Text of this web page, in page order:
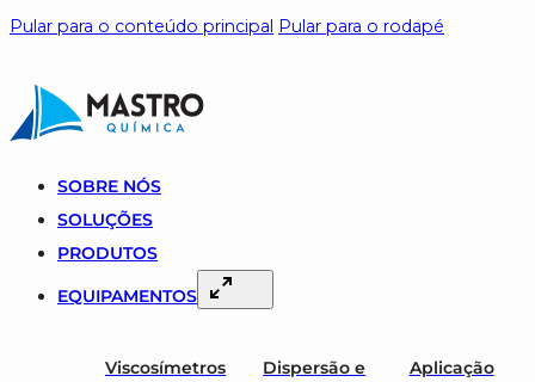
Pular para o conteúdo principal Pular para o rodapé
SOBRE NÓS
SOLUÇÕES
PRODUTOS
EQUIPAMENTOS
Viscosímetros
Dispersão e
Aplicação